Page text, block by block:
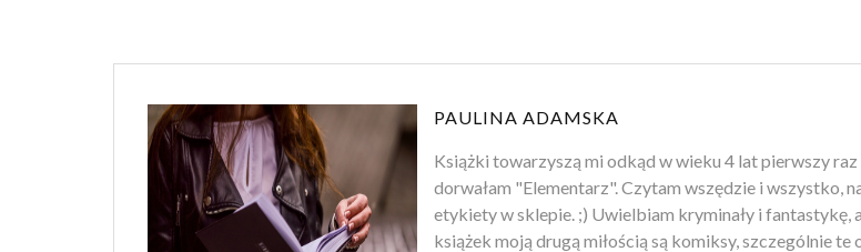
PAULINA ADAMSKA
Książki towarzyszą mi odkąd w wieku 4 lat pierwszy raz
dorwałam "Elementarz". Czytam wszędzie i wszystko,
etykiety w sklepie. ;) Uwielbiam kryminały i fantastykę,
książek moją drugą miłością są komiksy, szczególnie te